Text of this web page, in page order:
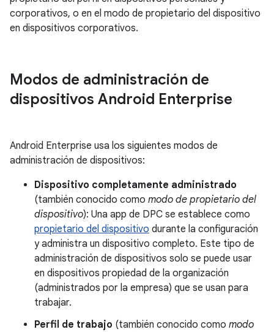
corporativos, o en el modo de propietario del dispositivo
en dispositivos corporativos.
Modos de administración de
dispositivos Android Enterprise
Android Enterprise usa los siguientes modos de
administración de dispositivos:
Dispositivo completamente administrado
(también conocido como modo de propietario del
dispositivo): Una app de DPC se establece como
propietario del dispositivo durante la configuración
y administra un dispositivo completo. Este tipo de
administración de dispositivos solo se puede usar
en dispositivos propiedad de la organización
(administrados por la empresa) que se usan para
trabajar.
Perfil de trabajo (también conocido como modo